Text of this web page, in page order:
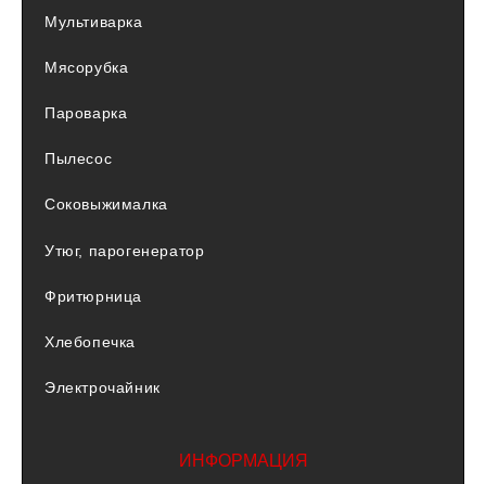
Мультиварка
Мясорубка
Пароварка
Пылесос
Соковыжималка
Утюг, парогенератор
Фритюрница
Хлебопечка
Электрочайник
ИНФОРМАЦИЯ